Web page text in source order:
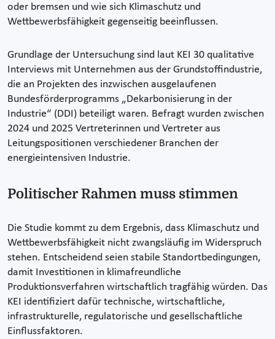
oder bremsen und wie sich Klimaschutz und
Wettbewerbsfähigkeit gegenseitig beeinflussen.
Grundlage der Untersuchung sind laut KEI 30 qualitative
Interviews mit Unternehmen aus der Grundstoffindustrie,
die an Projekten des inzwischen ausgelaufenen
Bundesförderprogramms „Dekarbonisierung in der
Industrie“ (DDI) beteiligt waren. Befragt wurden zwischen
2024 und 2025 Vertreterinnen und Vertreter aus
Leitungspositionen verschiedener Branchen der
energieintensiven Industrie.
Politischer Rahmen muss stimmen
Die Studie kommt zu dem Ergebnis, dass Klimaschutz und
Wettbewerbsfähigkeit nicht zwangsläufig im Widerspruch
stehen. Entscheidend seien stabile Standortbedingungen,
damit Investitionen in klimafreundliche
Produktionsverfahren wirtschaftlich tragfähig würden. Das
KEI identifiziert dafür technische, wirtschaftliche,
infrastrukturelle, regulatorische und gesellschaftliche
Einflussfaktoren.